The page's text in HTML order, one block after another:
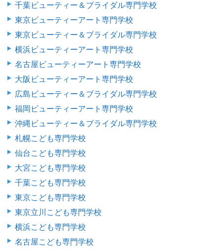
千葉ビューティー＆ブライダル専門学校
東京ビューティーアート専門学校
東京ビューティー＆ブライダル専門学校
横浜ビューティーアート専門学校
名古屋ビューティーアート専門学校
大阪ビューティーアート専門学校
広島ビューティー＆ブライダル専門学校
福岡ビューティーアート専門学校
沖縄ビューティー＆ブライダル専門学校
札幌こども専門学校
仙台こども専門学校
大宮こども専門学校
千葉こども専門学校
東京こども専門学校
東京立川こども専門学校
横浜こども専門学校
名古屋こども専門学校